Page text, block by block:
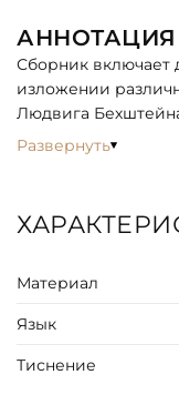
АННОТАЦИЯ
Сборник включает
изложении
Людвига
Брентано,
известны. Все
великолепными
художника
ОПИСАНИЕ
Классический
Развернуть
Материал
Язык
Тиснение